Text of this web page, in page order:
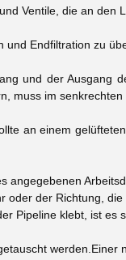
Ventile, die an
und Endfiltration zu
und der Ausgang
muss im
an einem
angegebenen
oder der Richtung,
Pipeline klebt, ist es
werden. Einer